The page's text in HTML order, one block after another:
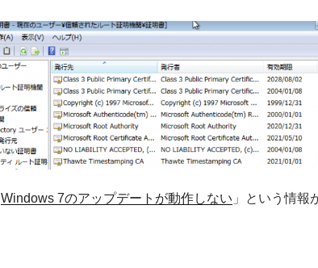
Windows 7のアップデートが動作しない 」という情報